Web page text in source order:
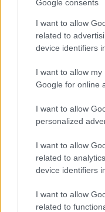
Google consents
I want to allow
related to
device identifiers
I want to allow
Google for online
I want to allow
personalized
I want to allow
related to
device identifiers
I want to allow
related to
ειδήσεις.
Βάλε το